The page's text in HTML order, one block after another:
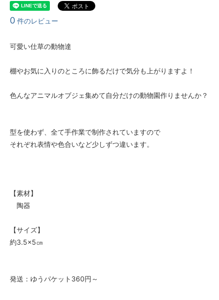
0 件のレビュー
可愛い仕草の動物達
棚やお気に入りのところに飾るだけで気分も上がりますよ！
色んなアニマルオブジェ集めて自分だけの動物園作りませんか？
型を使わず、全て手作業で制作されていますので
それぞれ表情や色合いなど少しずつ違います。
【素材】
陶器
【サイズ】
約3.5×5㎝
発送：ゆうパケット360円～